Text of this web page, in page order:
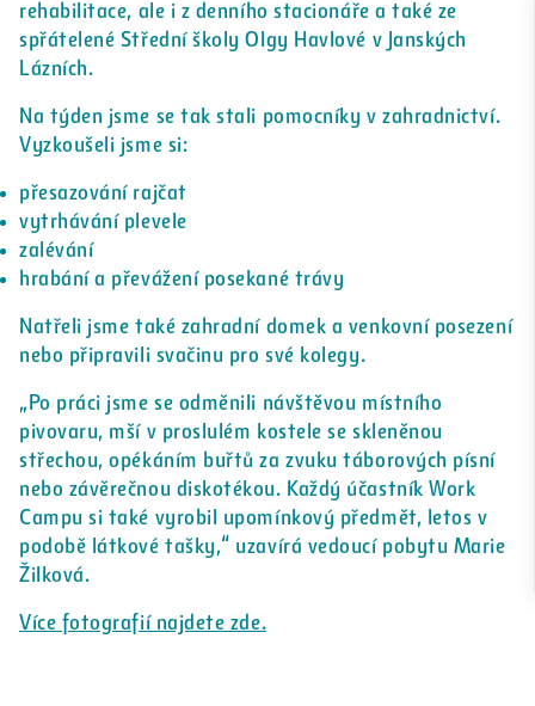
rehabilitace, ale i z denního stacionáře a také ze
spřátelené Střední školy Olgy Havlové v Janských
Lázních.
Na týden jsme se tak stali pomocníky v zahradnictví.
Vyzkoušeli jsme si:
přesazování rajčat
vytrhávání plevele
zalévání
hrabání a převážení posekané trávy
Natřeli jsme také zahradní domek a venkovní posezení
nebo připravili svačinu pro své kolegy.
„Po práci jsme se odměnili návštěvou místního
pivovaru, mší v proslulém kostele se skleněnou
střechou, opékáním buřtů za zvuku táborových písní
nebo závěrečnou diskotékou. Každý účastník Work
Campu si také vyrobil upomínkový předmět, letos v
podobě látkové tašky,“ uzavírá vedoucí pobytu Marie
Žilková.
Více fotografií najdete zde.